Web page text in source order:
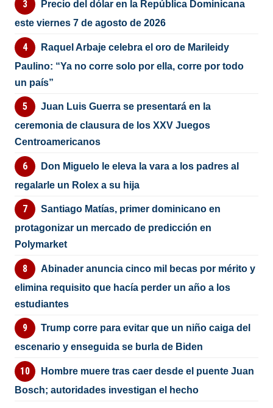
Precio del dólar en la República Dominicana
este viernes 7 de agosto de 2026
Raquel Arbaje celebra el oro de Marileidy
Paulino: “Ya no corre solo por ella, corre por todo
un país”
Juan Luis Guerra se presentará en la
ceremonia de clausura de los XXV Juegos
Centroamericanos
Don Miguelo le eleva la vara a los padres al
regalarle un Rolex a su hija
Santiago Matías, primer dominicano en
protagonizar un mercado de predicción en
Polymarket
Abinader anuncia cinco mil becas por mérito y
elimina requisito que hacía perder un año a los
estudiantes
Trump corre para evitar que un niño caiga del
escenario y enseguida se burla de Biden
Hombre muere tras caer desde el puente Juan
Bosch; autoridades investigan el hecho